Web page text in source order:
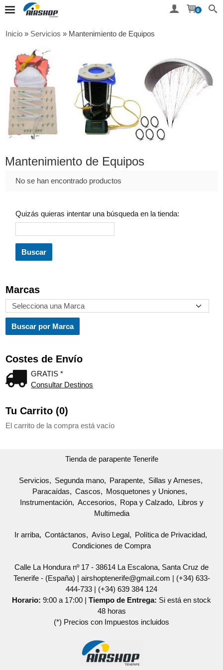
0
Marcas
Costes de Envío
GRATIS *
Consultar Destinos
Tu Carrito (0)
El carrito de la compra está vacío
Inicio » Servicios » Mantenimiento de Equipos
Mantenimiento de Equipos
No se han encontrado productos
Quizás quieras intentar una búsqueda en la tienda:
Tienda de parapente Tenerife
Servicios Segunda mano Parapente
Sillas y Arneses
Paracaídas
Cascos
Mosquetones y Uniones
Instrumentación
Accesorios Ropa y Calzado
Libros y
Multimedia
Ir arriba Contáctanos Aviso Legal
Política de Privacidad
Condiciones de Compra
Calle La Hondura nº 17 - 38614 La Escalona, Santa Cruz de
Tenerife - (España) | airshoptenerife@gmail.com | (+34) 633-
444-733 | (+34) 639 384 124
Horario: 9:00 a 17:00 | Tiempo de Entrega: Si está en stock
48 horas
(*) Precios con Impuestos incluidos